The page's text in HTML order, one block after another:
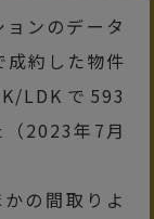
ンのデータ
成約した物件
LDKで593
2023年7月
の間取りよ